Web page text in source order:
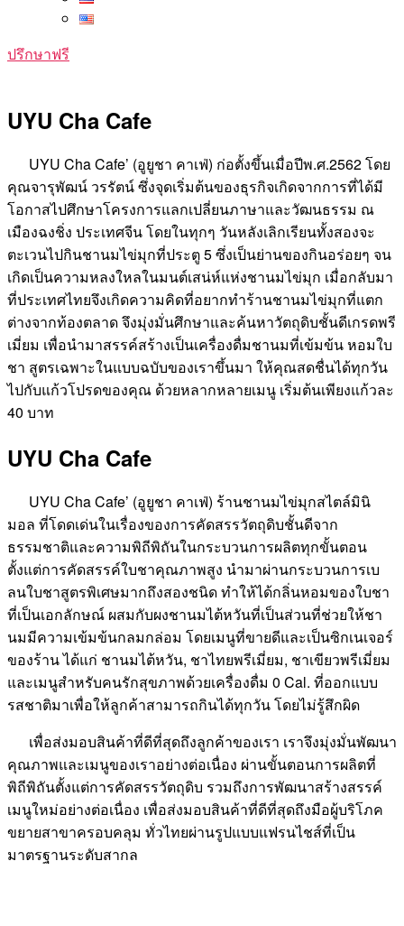
ปรึกษาฟรี
UYU Cha Cafe
UYU Cha Cafe’ (อูยูชา คาเฟ่) ก่อตั้งขึ้นเมื่อปีพ.ศ.2562 โดย
คุณจารุพัฒน์ วรรัตน์ ซึ่งจุดเริ่มต้นของธุรกิจเกิดจากการที่ได้มี
โอกาสไปศึกษาโครงการแลกเปลี่ยนภาษาและวัฒนธรรม ณ
เมืองฉงชิ่ง ประเทศจีน โดยในทุกๆ วันหลังเลิกเรียนทั้งสองจะ
ตะเวนไปกินชานมไข่มุกที่ประตู 5 ซึ่งเป็นย่านของกินอร่อยๆ จน
เกิดเป็นความหลงใหลในมนต์เสน่ห์แห่งชานมไข่มุก เมื่อกลับมา
ที่ประเทศไทยจึงเกิดความคิดที่อยากทำร้านชานมไข่มุกที่แตก
ต่างจากท้องตลาด จึงมุ่งมั่นศึกษาและค้นหาวัตถุดิบชั้นดีเกรดพรี
เมี่ยม เพื่อนำมาสรรค์สร้างเป็นเครื่องดื่มชานมที่เข้มข้น หอมใบ
ชา สูตรเฉพาะในแบบฉบับของเราขึ้นมา ให้คุณสดชื่นได้ทุกวัน
ไปกับแก้วโปรดของคุณ ด้วยหลากหลายเมนู เริ่มต้นเพียงแก้วละ
40 บาท
UYU Cha Cafe
UYU Cha Cafe’ (อูยูชา คาเฟ่) ร้านชานมไข่มุกสไตล์มินิ
มอล ที่โดดเด่นในเรื่องของการคัดสรรวัตถุดิบชั้นดีจาก
ธรรมชาติและความพิถีพิถันในกระบวนการผลิตทุกขั้นตอน
ตั้งแต่การคัดสรรค์ใบชาคุณภาพสูง นำมาผ่านกระบวนการเบ
ลนใบชาสูตรพิเศษมากถึงสองชนิด ทำให้ได้กลิ่นหอมของใบชา
ที่เป็นเอกลักษณ์ ผสมกับผงชานมไต้หวันที่เป็นส่วนที่ช่วยให้ชา
นมมีความเข้มข้นกลมกล่อม โดยเมนูที่ขายดีและเป็นซิกเนเจอร์
ของร้าน ได้แก่ ชานมไต้หวัน, ชาไทยพรีเมี่ยม, ชาเขียวพรีเมี่ยม
และเมนูสำหรับคนรักสุขภาพด้วยเครื่องดื่ม 0 Cal. ที่ออกแบบ
รสชาติมาเพื่อให้ลูกค้าสามารถกินได้ทุกวัน โดยไม่รู้สึกผิด
เพื่อส่งมอบสินค้าที่ดีที่สุดถึงลูกค้าของเรา เราจึงมุ่งมั่นพัฒนา
คุณภาพและเมนูของเราอย่างต่อเนื่อง ผ่านขั้นตอนการผลิตที่
พิถีพิถันตั้งแต่การคัดสรรวัตถุดิบ รวมถึงการพัฒนาสร้างสรรค์
เมนูใหม่อย่างต่อเนื่อง เพื่อส่งมอบสินค้าที่ดีที่สุดถึงมือผู้บริโภค
ขยายสาขาครอบคลุม ทั่วไทยผ่านรูปแบบแฟรนไชส์ที่เป็น
มาตรฐานระดับสากล